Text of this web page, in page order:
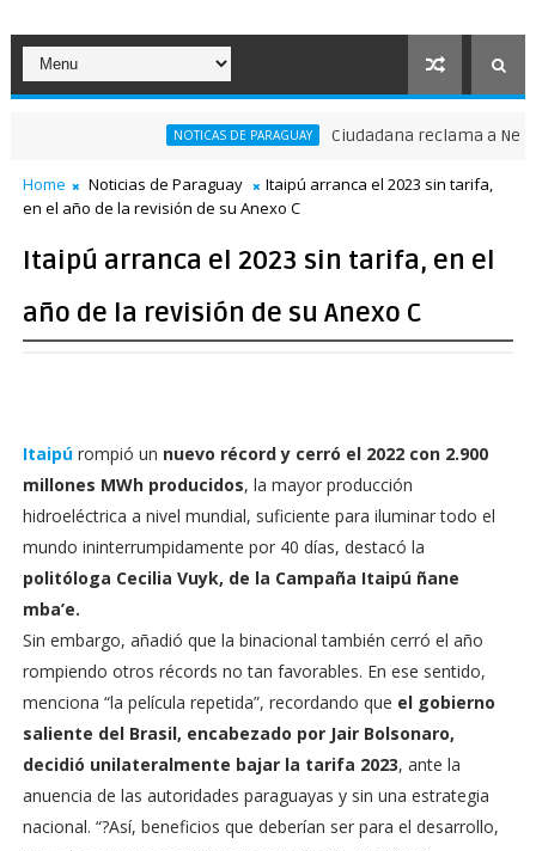
NOTICAS DE PARAGUAY Ciudadana reclama a
Home Noticias de Paraguay
Itaipú arranca el 2023 sin tarifa,
en el año de la revisión de su Anexo C
Itaipú arranca el 2023 sin tarifa, en el
año de la revisión de su Anexo C
Itaipúrompió un nuevo récord y cerró el 2022 con 2.900
millones MWh producidos, la mayor producción
hidroeléctrica a nivel mundial, suficiente para iluminar todo el
mundo ininterrumpidamente por 40 días, destacó la
politóloga Cecilia Vuyk, de la Campaña Itaipú ñane
mba’e.
Sin embargo, añadió que la binacional también cerró el año
rompiendo otros récords no tan favorables. En ese sentido,
menciona “la película repetida”, recordando que el gobierno
saliente del Brasil, encabezado por Jair Bolsonaro,
decidió unilateralmente bajar la tarifa 2023, ante la
anuencia de las autoridades paraguayas y sin una estrategia
nacional. “?Así, beneficios que deberían ser para el desarrollo,